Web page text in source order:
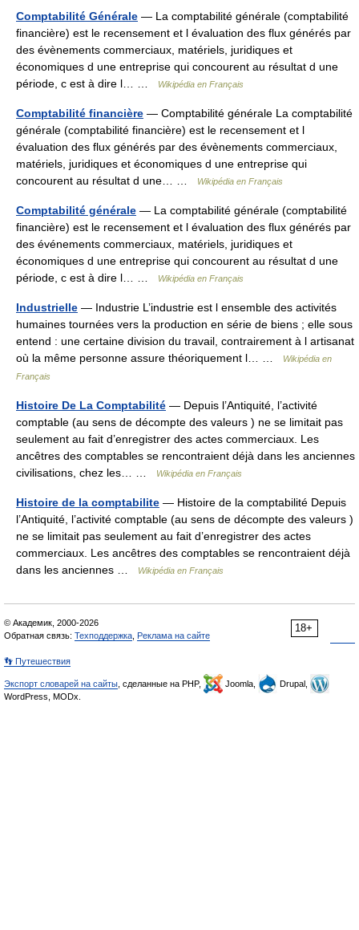
Comptabilité Générale — La comptabilité générale (comptabilité
financière) est le recensement et l évaluation des flux générés par
des évènements commerciaux, matériels, juridiques et
économiques d une entreprise qui concourent au résultat d une
période, c est à dire l… …
Wikipédia en Français
Comptabilité financière — Comptabilité générale La comptabilité
générale (comptabilité financière) est le recensement et l
évaluation des flux générés par des évènements commerciaux,
matériels, juridiques et économiques d une entreprise qui
concourent au résultat d une… …
Wikipédia en Français
Comptabilité générale — La comptabilité générale (comptabilité
financière) est le recensement et l évaluation des flux générés par
des événements commerciaux, matériels, juridiques et
économiques d une entreprise qui concourent au résultat d une
période, c est à dire l… …
Wikipédia en Français
Industrielle — Industrie L’industrie est l ensemble des activités
humaines tournées vers la production en série de biens ; elle sous
entend : une certaine division du travail, contrairement à l artisanat
où la même personne assure théoriquement l… …
Wikipédia en
Français
Histoire De La Comptabilité — Depuis l’Antiquité, l’activité
comptable (au sens de décompte des valeurs ) ne se limitait pas
seulement au fait d’enregistrer des actes commerciaux. Les
ancêtres des comptables se rencontraient déjà dans les anciennes
civilisations, chez les… …
Wikipédia en Français
Histoire de la comptabilite — Histoire de la comptabilité Depuis
l’Antiquité, l’activité comptable (au sens de décompte des valeurs )
ne se limitait pas seulement au fait d’enregistrer des actes
commerciaux. Les ancêtres des comptables se rencontraient déjà
dans les anciennes …
Wikipédia en Français
18+
© Академик, 2000-2026
Обратная связь: Техподдержка Реклама на сайте
👣 Путешествия
Экспорт словарей на сайты , сделанные на PHP, Joomla,
Drupal,
WordPress, MODx.